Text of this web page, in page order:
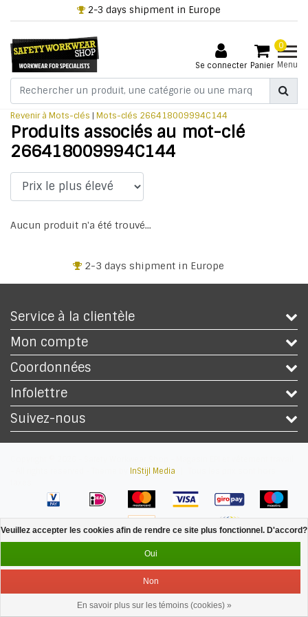
2-3 days shipment in Europe
Se connecter
0
Panier Menu
Revenir à Mots-clés | Mots-clés 266418009994C144
Produits associés au mot-clé
266418009994C144
Aucun produit n'a été trouvé...
2-3 days shipment in Europe
Service à la clientèle
Mon compte
Coordonnées
Infolettre
Suivez-nous
InStijl Media
Menu Se connecter
Veuillez accepter les cookies afin de rendre ce site plus fonctionnel. D'accord?
Oui
Non
En savoir plus sur les témoins (cookies) »